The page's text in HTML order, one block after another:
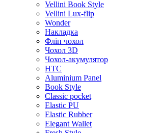
Vellini Book Style
Vellini Lux-flip
Wonder
Накладка
Фліп чохол
Чохол 3D
Чохол-акумулятор
HTC
Aluminium Panel
Book Style
Classic pocket
Elastic PU
Elastic Rubber
Elegant Wallet